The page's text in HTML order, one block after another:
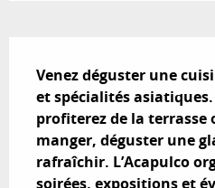
Venez déguster une
et spécialités
profiterez de la terrasse
manger, déguster une
rafraîchir. L’Acapulco
soirées, expositions et